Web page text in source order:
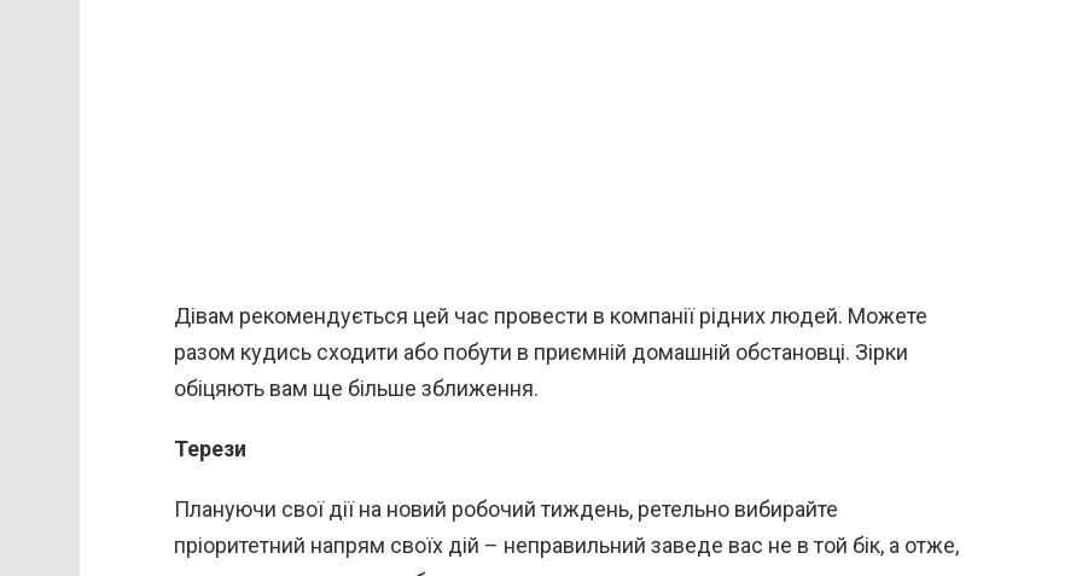
Дівам рекомендується цей час провести в компанії рідних людей. Можете
разом кудись сходити або побути в приємній домашній обстановці. Зірки
обіцяють вам ще більше зближення.
Терези
Плануючи свої дії на новий робочий тиждень, ретельно вибирайте
пріоритетний напрям своїх дій – неправильний заведе вас не в той бік, а отже,